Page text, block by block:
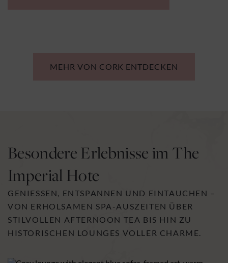
MEHR VON CORK ENTDECKEN
Besondere Erlebnisse im The
Imperial Hote
GENIESSEN, ENTSPANNEN UND EINTAUCHEN – V
ON ERHOLSAMEN SPA-AUSZEITEN ÜBER S
TILVOLLEN AFTERNOON TEA BIS HIN ZU H
ISTORISCHEN LOUNGES VOLLER CHARME.